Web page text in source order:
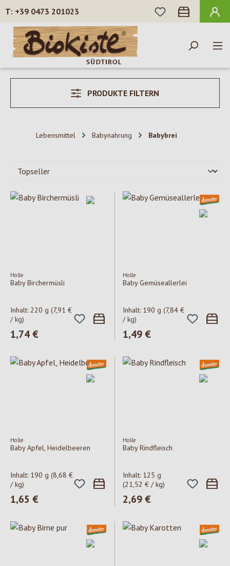
Zum Hauptinhalt springen
+39 0473 201023
DU HAST 0
PRODUKTE FILTERN
Lebensmittel Babynahrung Babybrei
Holle
Baby Birchermüsli
Inhalt: 220 g (7,91 €
/ kg)
Regulärer Preis:
1,74 €
Holle
Baby Gemüseallerlei
Inhalt: 190 g (7,84 €
/ kg)
Regulärer Preis:
1,49 €
Holle
Baby Apfel, Heidelbeeren
Inhalt: 190 g (8,68 €
/ kg)
Regulärer Preis:
1,65 €
Holle
Baby Rindfleisch
Inhalt: 125 g
(21,52 € / kg)
Regulärer Preis:
2,69 €